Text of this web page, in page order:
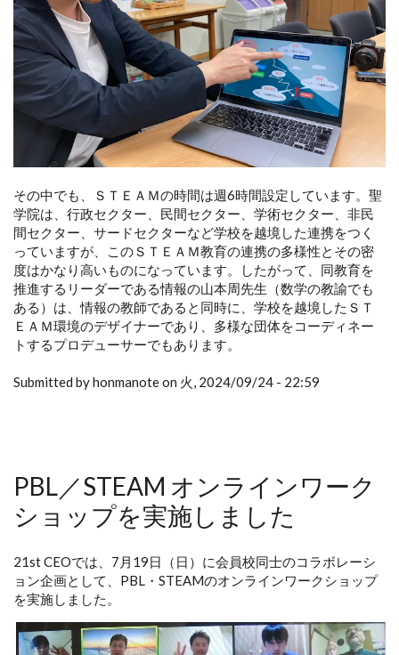
その中でも、ＳＴＥＡＭの時間は週6時間設定しています。聖
学院は、行政セクター、民間セクター、学術セクター、非民
間セクター、サードセクターなど学校を越境した連携をつく
っていますが、このＳＴＥＡＭ教育の連携の多様性とその密
度はかなり高いものになっています。したがって、同教育を
推進するリーダーである情報の山本周先生（数学の教諭でも
ある）は、情報の教師であると同時に、学校を越境したＳＴ
ＥＡＭ環境のデザイナーであり、多様な団体をコーディネー
トするプロデューサーでもあります。
Submitted by honmanote on 火, 2024/09/24 - 22:59
PBL／STEAM オンラインワーク
ショップを実施しました
21st CEOでは、7月19日（日）に会員校同士のコラボレーシ
ョン企画として、PBL・STEAMのオンラインワークショップ
を実施しました。